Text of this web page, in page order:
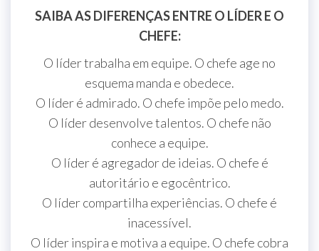
SAIBA AS DIFERENÇAS ENTRE O LÍDER E O
CHEFE:
O líder trabalha em equipe. O chefe age no
esquema manda e obedece.
O líder é admirado. O chefe impõe pelo medo.
O líder desenvolve talentos. O chefe não
conhece a equipe.
O líder é agregador de ideias. O chefe é
autoritário e egocêntrico.
O líder compartilha experiências. O chefe é
inacessível.
O líder inspira e motiva a equipe. O chefe cobra